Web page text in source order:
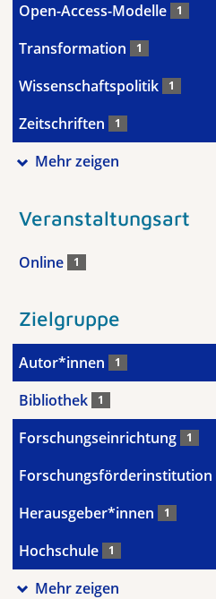
Open-Access-Modelle 1
Transformation 1
Wissenschaftspolitik 1
Zeitschriften 1
Mehr zeigen
Veranstaltungsart
Online 1
Zielgruppe
Autor*innen 1
Bibliothek 1
Forschungseinrichtung 1
Forschungsförderinstitution
Herausgeber*innen 1
Hochschule 1
Mehr zeigen